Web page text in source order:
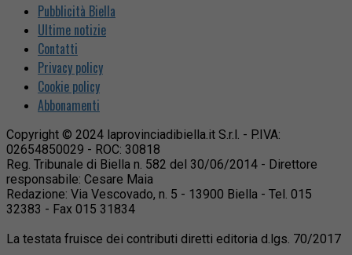
Pubblicità Biella
Ultime notizie
Contatti
Privacy policy
Cookie policy
Abbonamenti
Copyright © 2024 laprovinciadibiella.it S.r.l. - P.IVA:
02654850029 - ROC: 30818
Reg. Tribunale di Biella n. 582 del 30/06/2014 - Direttore
responsabile: Cesare Maia
Redazione: Via Vescovado, n. 5 - 13900 Biella - Tel. 015
32383 - Fax 015 31834
La testata fruisce dei contributi diretti editoria d.lgs. 70/2017